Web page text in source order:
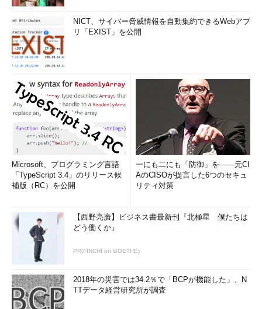
NICT、サイバー脅威情報を自動集約できるWebアプ
リ「EXIST」を公開
Microsoft、プログラミング言語
「TypeScript 3.4」のリリース候
補版（RC）を公開
一にも二にも「防御」を――元CI
AのCISOが提言した6つのセキュ
リティ対策
【西野亮廣】ビジネス書最新刊『北極星 僕たちは
どう働くか』
PR(FINCHI on GOETHE)
2018年の災害では34.2％で「BCPが機能した」、N
TTデータ経営研究所が調査